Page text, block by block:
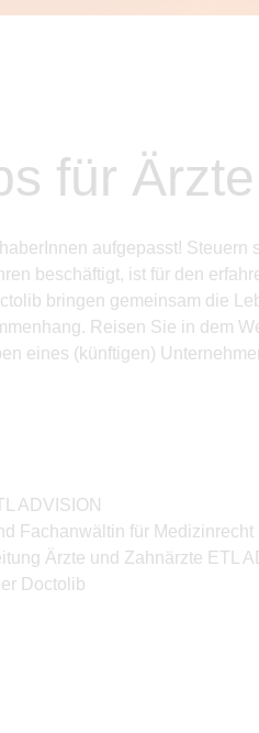
für
aufgepasst!
beschäftigt, ist für den
bringen gemeinsam die
Reisen Sie in dem
eines (künftigen)
ADVISION
Fachanwältin für Medizinrecht
Ärzte und Zahnärzte ETL
Doctolib